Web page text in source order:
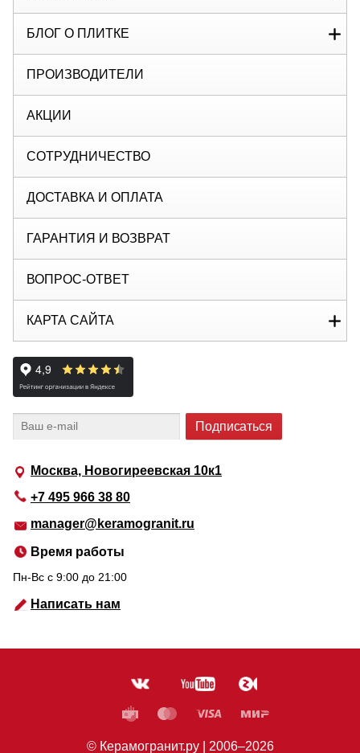
Москва, Новогиреевская 10к1
+7 495 966 38 80
manager@keramogranit.ru
Время работы
Пн-Вс c 9:00 до 21:00
Написать нам
БЛОГ О ПЛИТКЕ
ПРОИЗВОДИТЕЛИ
АКЦИИ
СОТРУДНИЧЕСТВО
ДОСТАВКА И ОПЛАТА
ГАРАНТИЯ И ВОЗВРАТ
ВОПРОС-ОТВЕТ
КАРТА САЙТА
© Керамогранит.ру | 2006–2026